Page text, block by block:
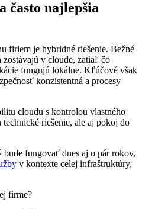
často najlepšia
firiem je hybridné riešenie. Bežné
zostávajú v cloude, zatiaľ čo
fungujú lokálne. Kľúčové však
konzistentná a procesy
cloudu s kontrolou vlastného
riešenie, ale aj pokoj do
fungovať dnes aj o pár rokov,
v kontexte celej infraštruktúry,
firme?